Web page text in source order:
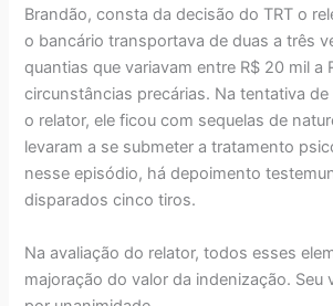
Brandão, consta da decisão do TRT o
o bancário transportava de duas a três
quantias que variavam entre R$ 20 mil a
circunstâncias precárias. Na tentativa
o relator, ele ficou com sequelas de
levaram a se submeter a tratamento
nesse episódio, há depoimento
disparados cinco tiros.
Na avaliação do relator, todos esses
majoração do valor da indenização. Seu